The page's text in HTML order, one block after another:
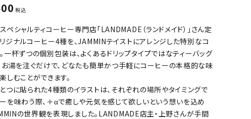
税込
ペシャルティコーヒー専門店「LANDMADE（ランドメイド）」さん定
ジナルコーヒー4種を、JAMMINテイストにアレンジした特別なコ
一杯ずつの個別包装は、よくあるドリップタイプではなティーバッグ
お湯を注ぐだけで、どなたも簡単かつ手軽にコーヒーの本格的な味
しむことができます。
つに貼られた4種類のイラストは、それぞれの場所やタイミングで
を味わう際、＋αで癒しや元気を感じて欲しいという想いを込め
の世界観を表現しました。LANDMADE店主・上野さんが手間